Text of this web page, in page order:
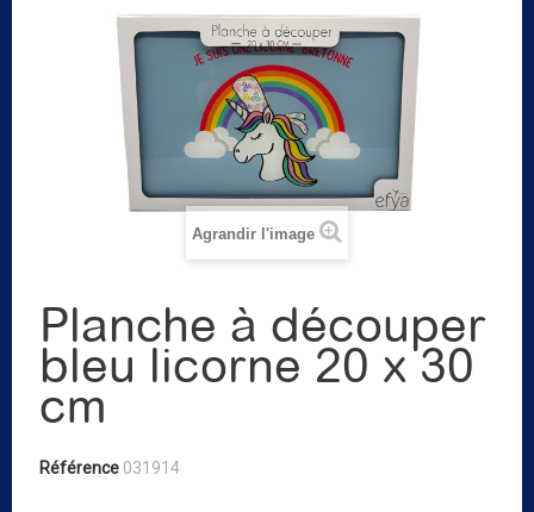
Agrandir l'image
Planche à découper
bleu licorne 20 x 30
cm
Référence 031914